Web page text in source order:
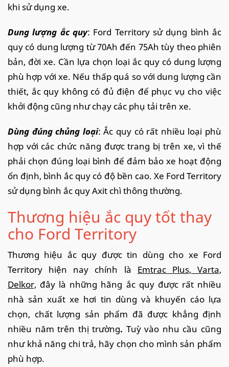
khi sử dụng xe.
Dung lượng ắc quy: Ford Territory sử dụng bình ắc
quy có dung lượng từ 70Ah đến 75Ah tùy theo phiên
bản, đời xe. Cần lựa chọn loại ắc quy có dung lượng
phù hợp với xe. Nếu thấp quá so với dung lượng cần
thiết, ắc quy không có đủ điện để phục vụ cho việc
khởi động cũng như chạy các phụ tải trên xe.
Dùng đúng chủng loại: Ắc quy có rất nhiều loại phù
hợp với các chức năng được trang bị trên xe, vì thế
phải chọn đúng loại bình để đảm bảo xe hoạt động
ổn định, bình ắc quy có độ bền cao. Xe Ford Territory
sử dụng bình ắc quy Axit chì thông thường.
Thương hiệu ắc quy tốt thay
cho Ford Territory
Thương hiệu ắc quy được tin dùng cho xe Ford
Territory hiện nay chính là Emtrac Plus, Varta,
Delkor, đây là những hãng ắc quy được rất nhiều
nhà sản xuất xe hơi tin dùng và khuyến cáo lựa
chọn, chất lượng sản phẩm đã được khẳng định
nhiều năm trên thị trường. Tuỳ vào nhu cầu cũng
như khả năng chi trả, hãy chọn cho mình sản phẩm
phù hợp.